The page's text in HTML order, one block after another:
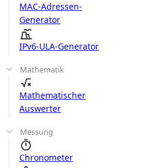
MAC-Adressen-
Generator
IPv6-ULA-Generator
Mathematik
Mathematischer
Auswerter
Messung
Chronometer